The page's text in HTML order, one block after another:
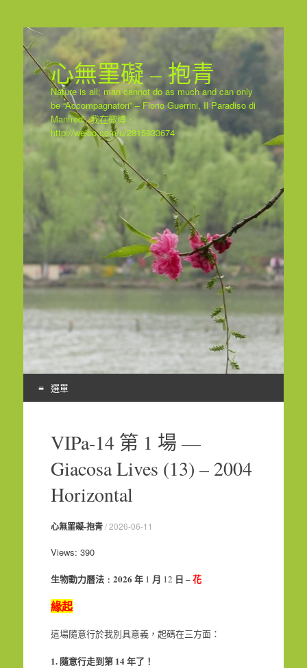
心無罣礙 – 抱青
Nature is all; man cannot do as much and can only
be “Accompagnatori” – Florio Guerrini, Il Paradiso di
Manfredi. 我在微博﹕
http://weibo.com/u/2815933674
選單
contentVIPa-14 第 1 場 —
Giacosa Lives (13) – 2004
Horizontal
心無罣礙-抱青/2026-06-11
Views: 390
生物動力曆法﹕ 2026 年1 月 12 日 –花
緣起
這場隨意行於我別具意義，起碼在三方面：
1. 隨意行走到第 14年了！